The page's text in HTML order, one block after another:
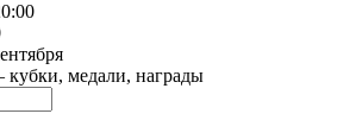
медали, награды